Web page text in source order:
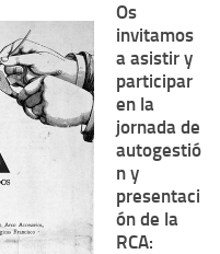
Os
invitamos
a asistir y
participar
en la
jornada de
autogestió
n y
presentaci
ón de la
RCA: